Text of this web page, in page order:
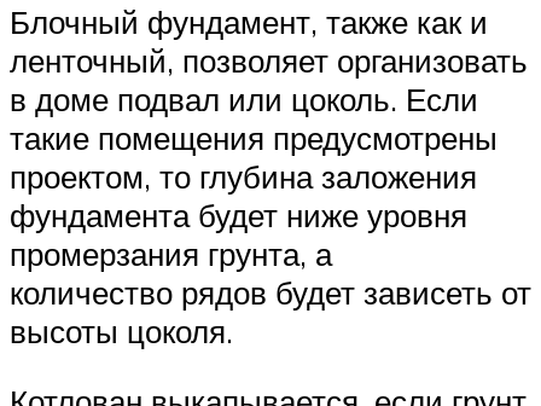
Блочный фундамент, также как и
ленточный, позволяет организовать
в доме подвал или цоколь. Если
такие помещения предусмотрены
проектом, то глубина заложения
фундамента будет ниже уровня
промерзания грунта, а
количество рядов будет зависеть от
высоты цоколя.